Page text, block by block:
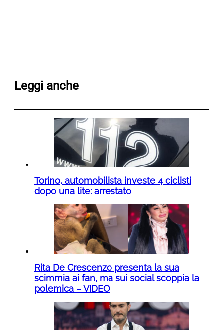
Leggi anche
Torino, automobilista investe 4 ciclisti
dopo una lite: arrestato
Rita De Crescenzo presenta la sua
scimmia ai fan, ma sui social scoppia la
polemica – VIDEO